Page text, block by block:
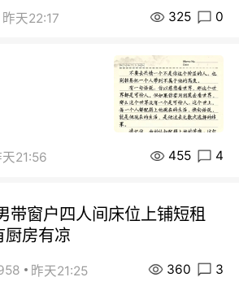
昨天22:17 325 0
天21:56 455 4
带窗户四人间床位上铺短租
厨房有凉
昨天21:25 360 3